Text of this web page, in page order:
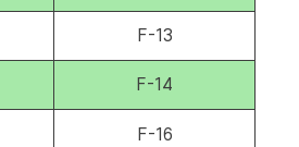
F-13
F-14
F-16